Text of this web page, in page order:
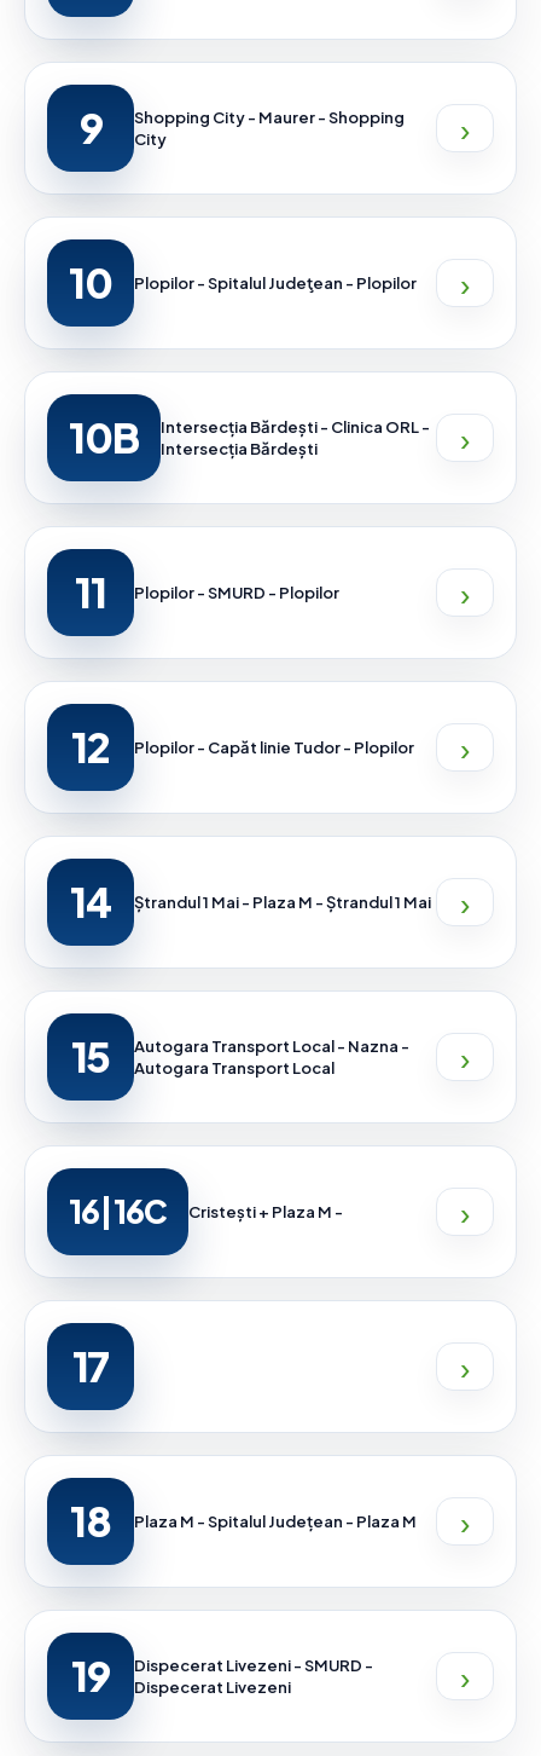
9
Shopping City - Maurer - Shopping
City
›
10 Plopilor - Spitalul Judeţean - Plopilor ›
10B
Intersecția Bărdești - Clinica ORL -
Intersecția Bărdești
›
11 Plopilor - SMURD - Plopilor ›
12 Plopilor - Capăt linie Tudor - Plopilor ›
14 Ștrandul 1 Mai - Plaza M - Ștrandul 1 Mai ›
15
Autogara Transport Local - Nazna -
Autogara Transport Local
›
16|16C Cristești + Plaza M - ›
17 ›
18 Plaza M - Spitalul Județean - Plaza M ›
19
Dispecerat Livezeni - SMURD -
Dispecerat Livezeni
›